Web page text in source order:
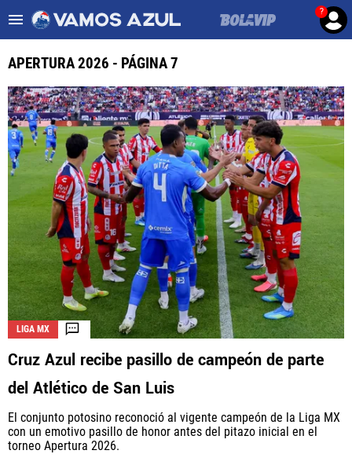
?
Noticias Cruz Azul HOY
ULTIMAS NOTICIAS
LEAGUES CUP
LIGA MX
FEMENIL
FUERZAS BÁSICAS
MERCADO DE FICHAJES
OPINIÓN
QUIENES SOMOS | STAFF | CONTACTO
Este portal es una sección especial del portal Bolavip.com
APERTURA 2026 - PÁGINA 7
LIGA MX
Cruz Azul recibe pasillo de campeón de parte
del Atlético de San Luis
El conjunto potosino reconoció al vigente campeón de la Liga MX
con un emotivo pasillo de honor antes del pitazo inicial en el
torneo Apertura 2026.